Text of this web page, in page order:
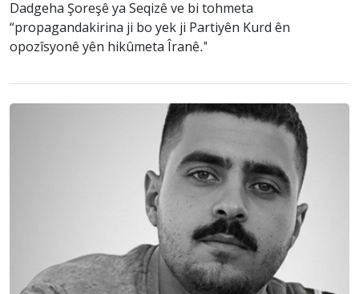
Dadgeha Şoreşê ya Seqizê ve bi tohmeta
“propagandakirina ji bo yek ji Partiyên Kurd ên
opozîsyonê yên hikûmeta Îranê."